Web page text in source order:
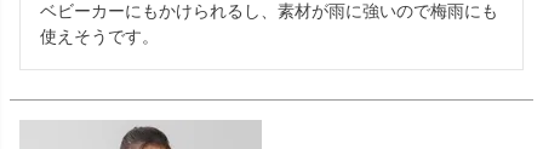
ベビーカーにもかけられるし、素材が雨に強いので梅雨にも
使えそうです。